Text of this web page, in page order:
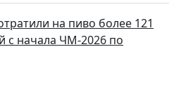
на пиво более 121
с начала ЧМ-2026 по